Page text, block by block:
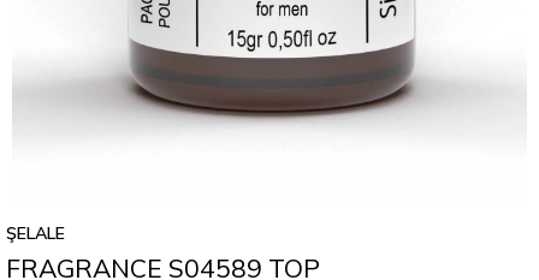
ŞELALE
FRAGRANCE S04589 TOP